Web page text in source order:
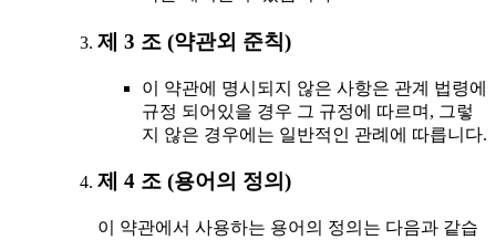
제 3 조 (약관외 준칙)
이 약관에 명시되지 않은 사항은 관계 법령에
규정 되어있을 경우 그 규정에 따르며, 그렇
지 않은 경우에는 일반적인 관례에 따릅니다.
제 4 조 (용어의 정의)
이 약관에서 사용하는 용어의 정의는 다음과 같습